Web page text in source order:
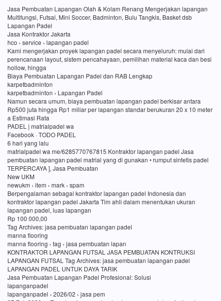
Jasa Pembuatan Lapangan Olah & Kolam Renang Mengerjakan lapangan
Multifungsi, Futsal, Mini Soccer, Badminton, Bulu Tangkis, Basket dsb
Lapangan Padel
Jasa Kontraktor Jakarta
hco › service › lapangan padel
Kami mengerjakan proyek lapangan padel secara menyeluruh: mulai dari
perencanaan layout, sistem pencahayaan, pemilihan material kaca dan besi
hollow, hingga
Biaya Pembuatan Lapangan Padel dan RAB Lengkap
karpetbadminton
karpetbadminton › Lapangan Padel
Namun secara umum, biaya pembuatan lapangan padel berkisar antara
Rp500 juta hingga Rp1 miliar per lapangan standar berukuran 20 x 10 meter
a Estimasi Rata
PADEL | matrialpadel wa
Facebook · TODO PADEL
6 hari yang lalu
matrialpadel wa me/6285770767815 Kontraktor lapangan padel Jasa
pembuatan lapangan padel matrial yang di gunakan • rumput sintetis padel
TERPERCAYA ], Jasa Pembuatan
New UKM
newukm › item › mark › spam
Berpengalaman sebagai kontraktor lapangan padel Indonesia dan
kontraktor lapangan padel Jakarta Tim ahli dalam menentukan ukuran
lapangan padel, luas lapangan
Rp 100 000,00
Tag Archives: jasa pembuatan lapangan padel
manna flooring
manna flooring › tag › jasa pembuatan lapan
KONTRAKTOR LAPANGAN FUTSAL JASA PEMBUATAN KONTRUKSI
LAPANGAN FUTSAL Tag Archives: jasa pembuatan lapangan padel
LAPANGAN PADEL UNTUK DAYA TARIK
Jasa Pembuatan Lapangan Padel Profesional: Solusi
lapanganpadel
lapanganpadel › 2026/02 › jasa pem